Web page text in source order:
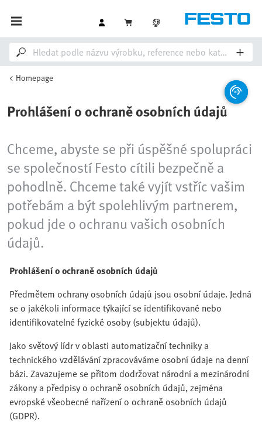
Homepage
Prohlášení o ochraně osobních údajů
Chceme, abyste se při úspěšné spolupráci
se společností Festo cítili bezpečně a
pohodlně. Chceme také vyjít vstříc vašim
potřebám a být spolehlivým partnerem,
pokud jde o ochranu vašich osobních
údajů.
Prohlášení o ochraně osobních údajů
Předmětem ochrany osobních údajů jsou osobní údaje. Jedná
se o jakékoli informace týkající se identifikované nebo
identifikovatelné fyzické osoby (subjektu údajů).
Jako světový lídr v oblasti automatizační techniky a
technického vzdělávání zpracováváme osobní údaje na denní
bázi. Zavazujeme se přitom dodržovat národní a mezinárodní
zákony a předpisy o ochraně osobních údajů, zejména
evropské všeobecné nařízení o ochraně osobních údajů
(GDPR).